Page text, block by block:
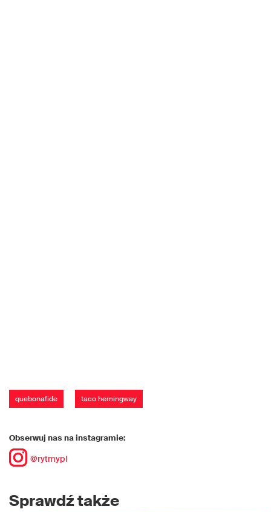
quebonafide taco hemingway
Obserwuj nas na instagramie:
@rytmypl
Sprawdź także